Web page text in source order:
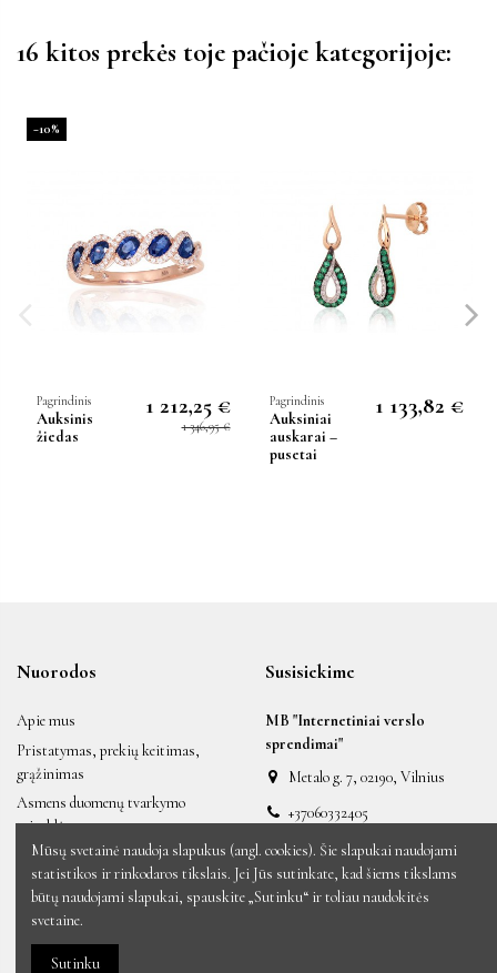
16 kitos prekės toje pačioje kategorijoje:
−10%
Pagrindinis
Auksinis
žiedas
1 212,25 €
1 346,95 €
Pagrindinis
Auksiniai
auskarai –
pusetai
1 133,82 €
Nuorodos
Apie mus
Pristatymas, prekių keitimas,
grąžinimas
Asmens duomenų tvarkymo
taisyklės
Taisyklės ir sąlygos
Naujos prekės
Sumažinta kaina
Perkamiausios prekės
Susisiekime
MB "Internetiniai verslo
sprendimai"
Metalo g. 7, 02190, Vilnius
+37060332405
labas@auksiniai.lt
Mūsų svetainė naudoja slapukus (angl. cookies). Šie slapukai naudojami
statistikos ir rinkodaros tikslais. Jei Jūs sutinkate, kad šiems tikslams
būtų naudojami slapukai, spauskite „Sutinku“ ir toliau naudokitės
svetaine.
Sutinku